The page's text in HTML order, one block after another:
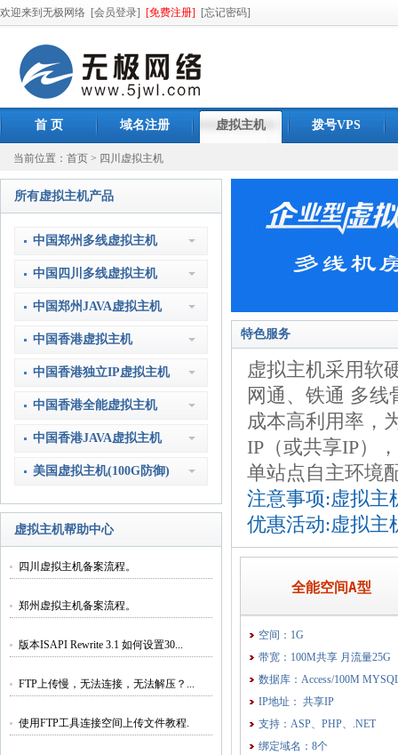
欢迎来到无极网络 [会员登录] [免费注册] [忘记密码]
首 页 域名注册 虚拟主机 拨号VPS
当前位置： 首页 > 四川虚拟主机
特色服务
虚拟主机采用软
网通、铁通 多
成本高利用率，
IP（或共享IP）
单站点自主环境
注意事项:虚拟主
优惠活动:虚拟主
全能空间A型
空间：1G
带宽：100M共享 月流量25G
数据库：Access/100M
IP地址： 共享IP
支持：ASP、PHP、.NET
绑定域名：8个
所有虚拟主机产品
中国郑州多线虚拟主机
中国四川多线虚拟主机
中国郑州JAVA虚拟主机
中国香港虚拟主机
中国香港独立IP虚拟主机
中国香港全能虚拟主机
中国香港JAVA虚拟主机
美国虚拟主机(100G防御)
虚拟主机帮助中心
四川虚拟主机备案流程。
郑州虚拟主机备案流程。
版本ISAPI Rewrite 3.1 如何设置30...
FTP上传慢，无法连接，无法解压？...
使用FTP工具连接空间上传文件教程.